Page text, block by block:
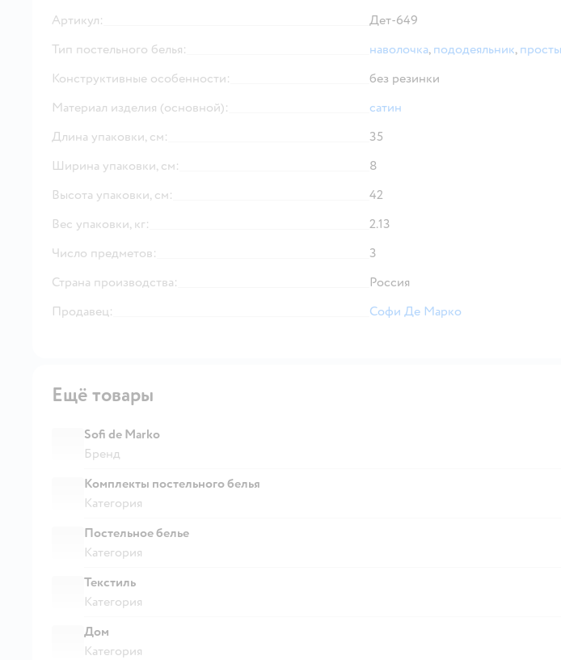
Артикул:
Дет-649
Тип постельного белья:
наволочка, пододеяльник,
Конструктивные особенности:
без резинки
Материал изделия (основной):
сатин
Длина упаковки, см:
35
Ширина упаковки, см:
8
Высота упаковки, см:
42
Вес упаковки, кг:
2.13
Число предметов:
3
Страна производства:
Россия
Продавец:
Софи Де Марко
Ещё товары
Sofi de Marko
Бренд
Комплекты постельного белья
Категория
Постельное белье
Категория
Текстиль
Категория
Дом
Категория